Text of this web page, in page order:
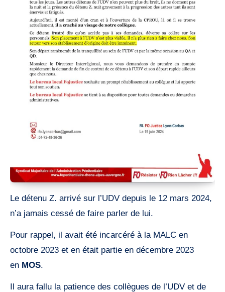
Le détenu Z. arrivé sur l’UDV depuis le 12 mars 2024,
n’a jamais cessé de faire parler de lui.
Pour rappel, il avait été incarcéré à la MALC en
octobre 2023 et en était partie en décembre 2023
en MOS.
Il aura fallu la patience des collègues de l’UDV et de